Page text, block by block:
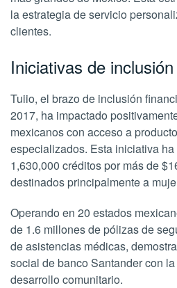
la estrategia de servicio
clientes.
Iniciativas de
Tuiio, el brazo de inclusión
2017, ha impactado
mexicanos con acceso a
especializados. Esta iniciativa
1,630,000 créditos por más de
destinados principalmente a
Operando en 20 estados
de 1.6 millones de pólizas de
de asistencias médicas,
social de banco Santander con
desarrollo comunitario.